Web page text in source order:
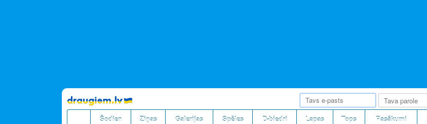
Pāriet
uz
saturu
Šodien Ziņas Galerijas Spēles D-biedri Lapas Tops Pasākumi